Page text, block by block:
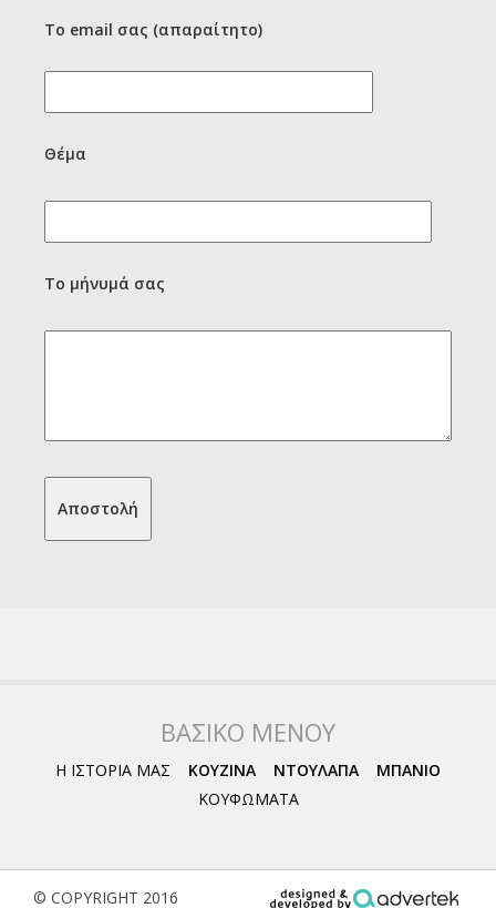
Το email σας (απαραίτητο)
Θέμα
Το μήνυμά σας
ΒΑΣΙΚΟ ΜΕΝΟΥ
Η ΙΣΤΟΡΙΑ ΜΑΣ ΚΟΥΖΙΝΑ ΝΤΟΥΛΑΠΑ
ΜΠΑΝΙΟ
ΚΟΥΦΩΜΑΤΑ
© COPYRIGHT 2016